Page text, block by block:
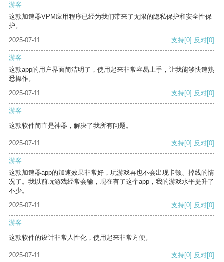
游客
这款加速器VPM应用程序已经为我们带来了无限的隐私保护和安全性保
护。
2025-07-11
支持[0] 反对[0]
游客
这款app的用户界面简洁明了，使用起来非常容易上手，让我能够快速熟
悉操作。
2025-07-11
支持[0] 反对[0]
游客
这款软件简直是神器，解决了我所有问题。
2025-07-11 支持[0] 反对[0]
游客
这款加速器app的加速效果非常好，玩游戏再也不会出现卡顿、掉线的情
况了。我以前玩游戏经常会输，现在有了这个app，我的游戏水平提升了
不少。
2025-07-11
支持[0] 反对[0]
游客
这款软件的设计非常人性化，使用起来非常方便。
2025-07-11 支持[0] 反对[0]